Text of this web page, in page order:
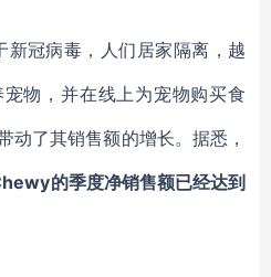
新冠病毒，人们居家隔离，越
物 ，并在线上为宠物购买食
动了其销售额的增长。据悉，
的季度净销售额已经达到